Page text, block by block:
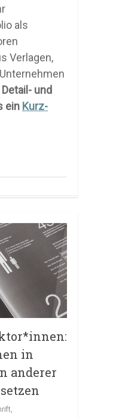
als
Verlagen,
Detail- und
ein Kurz-
in
anderer
,